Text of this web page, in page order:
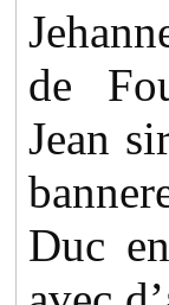
de
Jean
Duc